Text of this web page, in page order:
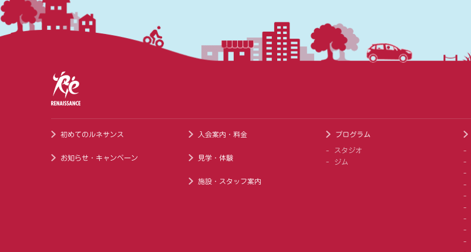
初めてのルネサンス
お知らせ・キャンペーン
入会案内・料金
見学・体験
施設・スタッフ案内
プログラム
スタジオ
ジム